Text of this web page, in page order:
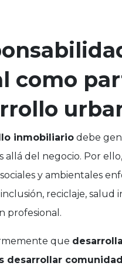
como
inmobiliario debe
allá del negocio. Por
y ambientales
reciclaje, salud
profesional.
que
desarrollar comunidad